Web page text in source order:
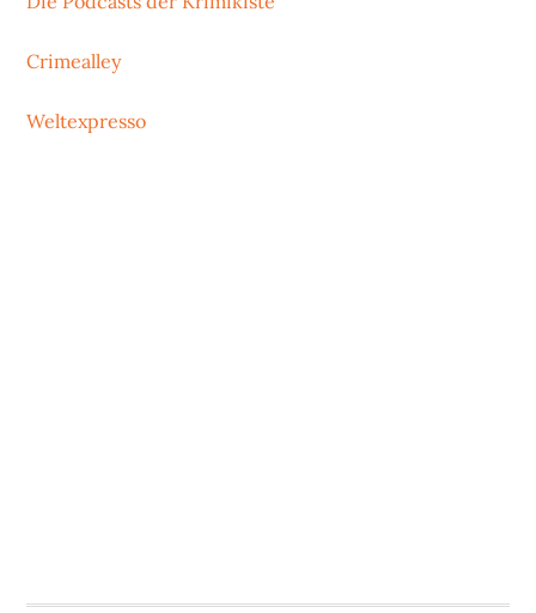
Crimealley
Weltexpresso